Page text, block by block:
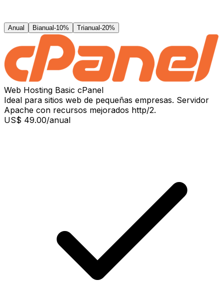
Anual Bianual -10% Trianual -20%
Web Hosting Basic cPanel
Ideal para sitios web de pequeñas empresas. Servidor
Apache con recursos mejorados http/2.
US$ 49.00/anual